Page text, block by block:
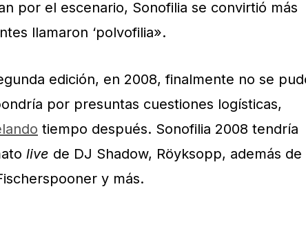
por el escenario, Sonofilia se convirtió más
llamaron ‘polvofilia».
edición, en 2008, finalmente no se
por presuntas cuestiones logísticas,
tiempo después. Sonofilia 2008 tendría
live de DJ Shadow, Röyksopp, además de
y más.